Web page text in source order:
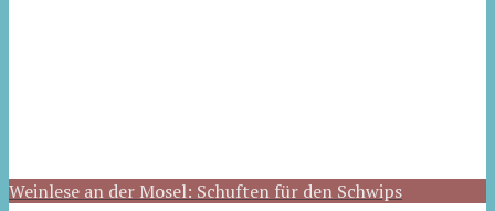
Weinlese an der Mosel: Schuften für den Schwips